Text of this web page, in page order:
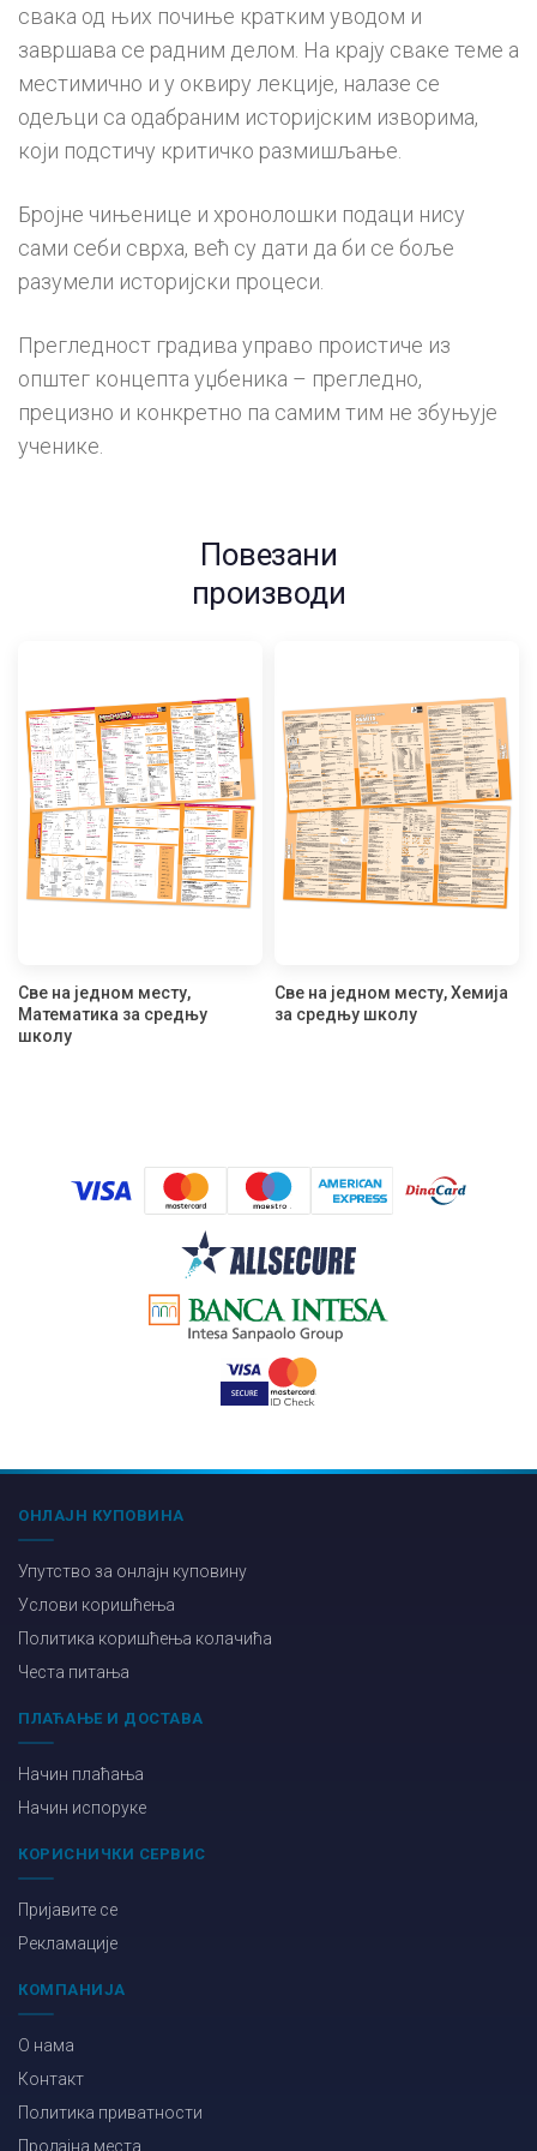
свака од њих почиње кратким уводом и
завршава се радним делом. На крају сваке теме а
местимично и у оквиру лекције, налазе се
одељци са одабраним историјским изворима,
који подстичу критичко размишљање.
Бројне чињенице и хронолошки подаци нису
сами себи сврха, већ су дати да би се боље
разумели историјски процеси.
Прегледност градива управо проистиче из
општег концепта уџбеника – прегледно,
прецизно и конкретно па самим тим не збуњује
ученике.
Повезани
производи
Све на једном месту,
Математика за средњу
школу
Све на једном месту, Хемија
за средњу школу
ОНЛАЈН КУПОВИНА
Упутство за онлајн куповину
Услови коришћења
Политика коришћења колачића
Честа питања
ПЛАЋАЊЕ И ДОСТАВА
Начин плаћања
Начин испоруке
КОРИСНИЧКИ СЕРВИС
Пријавите се
Рекламације
КОМПАНИЈА
О нама
Контакт
Политика приватности
Продајна места